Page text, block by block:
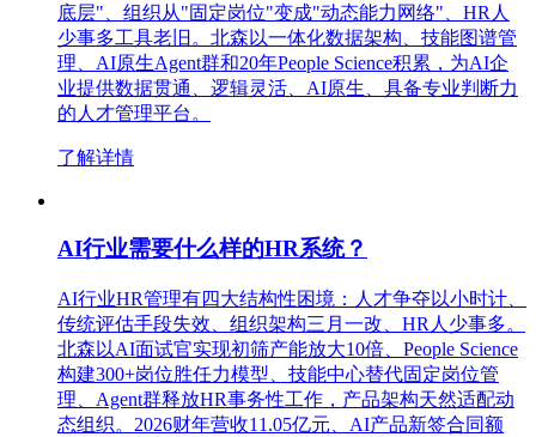
底层"、组织从"固定岗位"变成"动态能力网络"、HR人
少事多工具老旧。北森以一体化数据架构、技能图谱管
理、AI原生Agent群和20年People Science积累，为AI企
业提供数据贯通、逻辑灵活、AI原生、具备专业判断力
的人才管理平台。
了解详情
AI行业需要什么样的HR系统？
AI行业HR管理有四大结构性困境：人才争夺以小时计、
传统评估手段失效、组织架构三月一改、HR人少事多。
北森以AI面试官实现初筛产能放大10倍、People Science
构建300+岗位胜任力模型、技能中心替代固定岗位管
理、Agent群释放HR事务性工作，产品架构天然适配动
态组织。2026财年营收11.05亿元、AI产品新签合同额